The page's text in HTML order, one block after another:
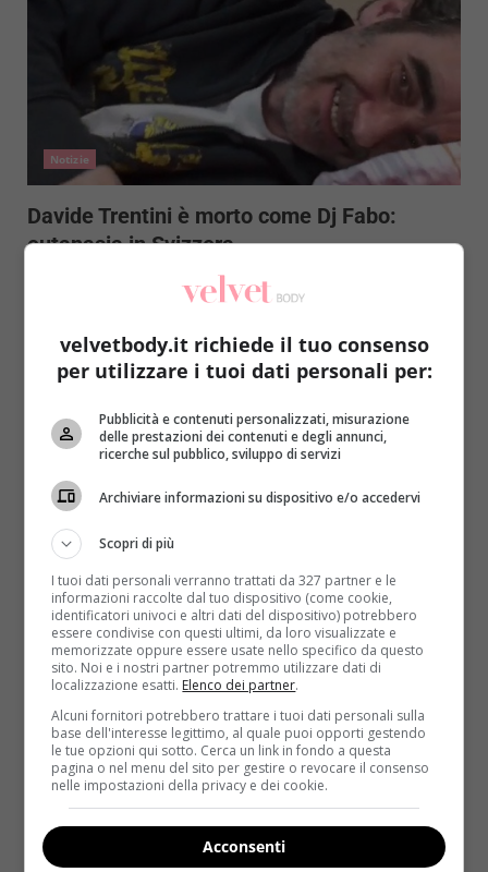
Notizie
Davide Trentini è morto come Dj Fabo:
eutanasia in Svizzera
13 Aprile 2017
Mentre il Parlamento italiano parla ancora di fine
vita, Davide Trentini ha seguito l’esempio di dj Fabo:...
Read More
Notizie
L’ultimo viaggio di dj Fabo: la meta è la
Svizzera per il suicidio assistito
Raffaella Mazzei 27 Febbraio 2017
Fabiano Antoniani, dj Fabo, aveva chiesto a
Mattarella la possibilità di ricorrere all’eutanasia.
Purtroppo per morire è...
velvetbody.it richiede il tuo consenso
per utilizzare i tuoi dati personali per:
Pubblicità e contenuti personalizzati, misurazione
delle prestazioni dei contenuti e degli annunci,
ricerche sul pubblico, sviluppo di servizi
Archiviare informazioni su dispositivo e/o accedervi
Scopri di più
I tuoi dati personali verranno trattati da 327 partner e le
informazioni raccolte dal tuo dispositivo (come cookie,
identificatori univoci e altri dati del dispositivo) potrebbero
essere condivise con questi ultimi, da loro visualizzate e
memorizzate oppure essere usate nello specifico da questo
sito. Noi e i nostri partner potremmo utilizzare dati di
localizzazione esatti. Elenco dei partner.
Alcuni fornitori potrebbero trattare i tuoi dati personali sulla
base dell'interesse legittimo, al quale puoi opporti gestendo
le tue opzioni qui sotto. Cerca un link in fondo a questa
pagina o nel menu del sito per gestire o revocare il consenso
nelle impostazioni della privacy e dei cookie.
Acconsenti